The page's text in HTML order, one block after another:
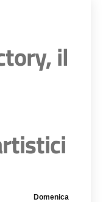
il
Domenica